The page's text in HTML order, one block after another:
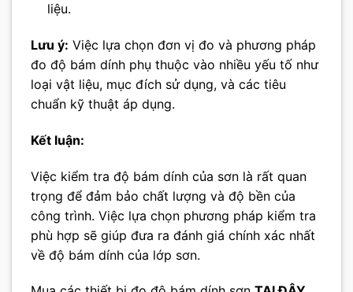
liệu.
Lưu ý: Việc lựa chọn đơn vị đo và phương pháp
đo độ bám dính phụ thuộc vào nhiều yếu tố như
loại vật liệu, mục đích sử dụng, và các tiêu
chuẩn kỹ thuật áp dụng.
Kết luận:
Việc kiểm tra độ bám dính của sơn là rất quan
trọng để đảm bảo chất lượng và độ bền của
công trình. Việc lựa chọn phương pháp kiểm tra
phù hợp sẽ giúp đưa ra đánh giá chính xác nhất
về độ bám dính của lớp sơn.